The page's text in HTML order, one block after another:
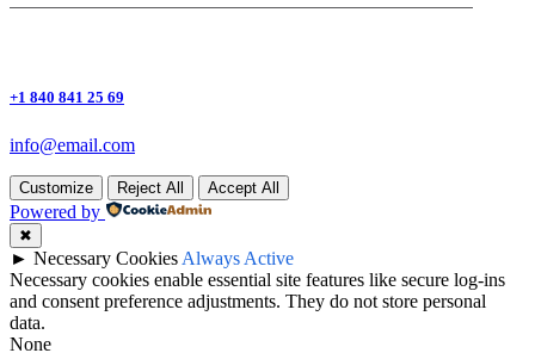
+1 840 841 25 69
info@email.com
Customize Reject All Accept All
Powered by
✖
► Necessary Cookies Always Active
Necessary cookies enable essential site features like secure log-ins
and consent preference adjustments. They do not store personal
data.
None